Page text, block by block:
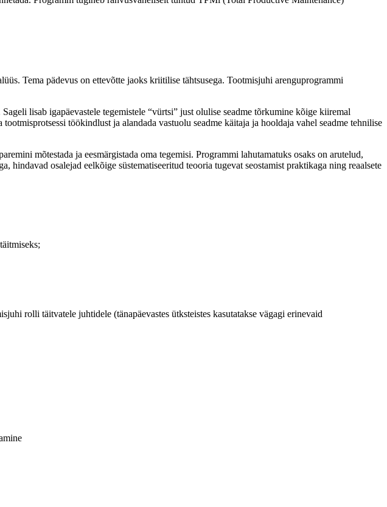
Tema pädevus on ettevõtte jaoks kriitilise tähtsusega. Tootmisjuhi arenguprogrammi
lisab igapäevastele tegemistele “vürtsi” just olulise seadme tõrkumine kõige kiiremal
töökindlust ja alandada vastuolu seadme käitaja ja hooldaja vahel seadme tehnilise
mõtestada ja eesmärgistada oma tegemisi. Programmi lahutamatuks osaks on arutelud,
osalejad eelkõige süstematiseeritud teooria tugevat seostamist praktikaga ning reaalsete
rolli täitvatele juhtidele (tänapäevastes ütksteistes kasutatakse vägagi erinevaid